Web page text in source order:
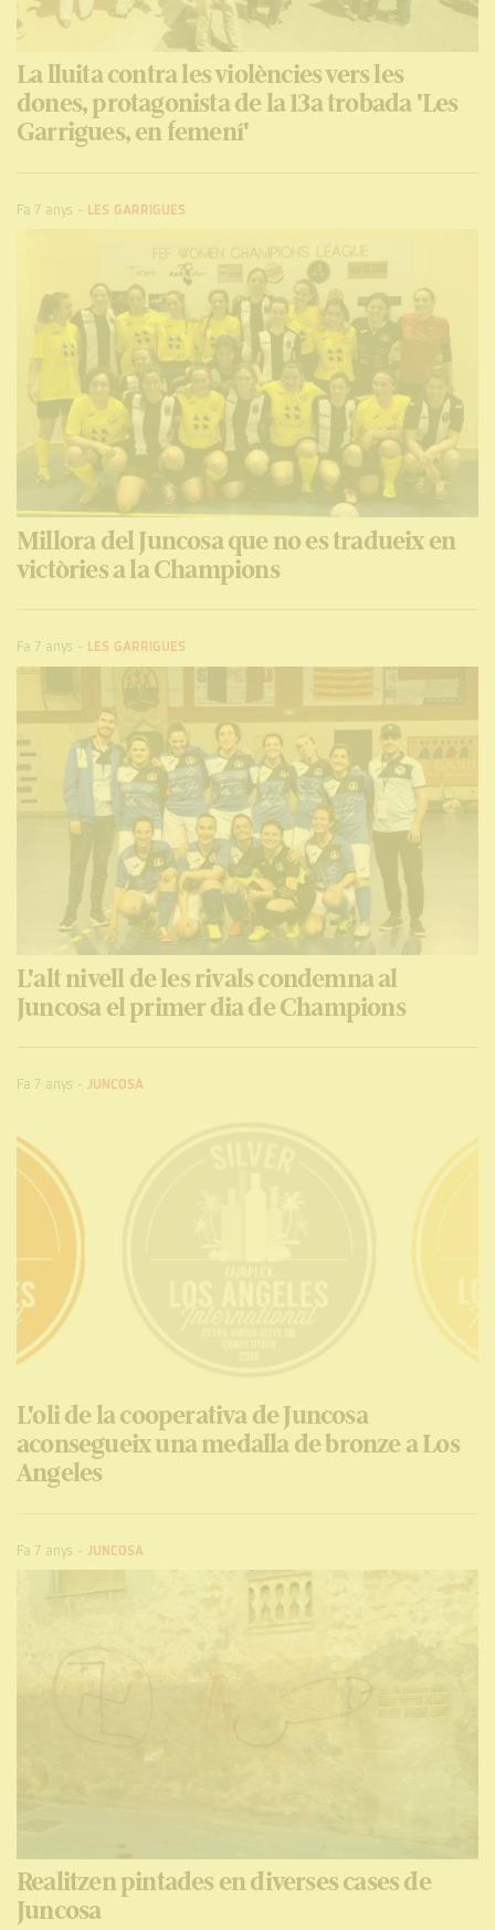
La lluita contra les violències vers les
dones, protagonista de la 13a trobada 'Les
Garrigues, en femení'
Fa 7 anys - LES GARRIGUES
Millora del Juncosa que no es tradueix en
victòries a la Champions
Fa 7 anys - LES GARRIGUES
L'alt nivell de les rivals condemna al
Juncosa el primer dia de Champions
Fa 7 anys -JUNCOSA
L'oli de la cooperativa de Juncosa
aconsegueix una medalla de bronze a Los
Angeles
Fa 7 anys -JUNCOSA
Realitzen pintades en diverses cases de
Juncosa